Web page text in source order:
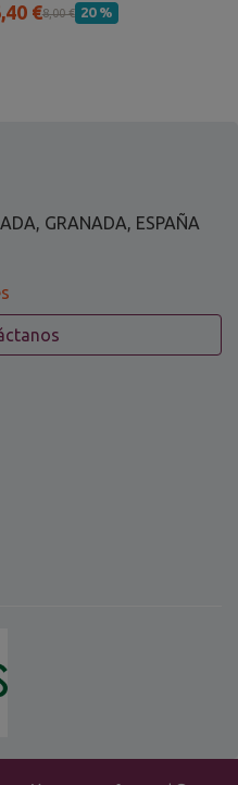
€8,00 € 20 %
GRANADA, ESPAÑA